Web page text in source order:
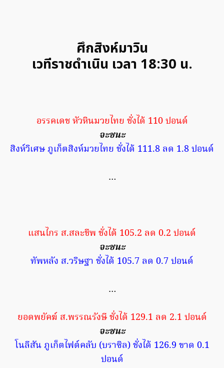
ศึกสิงห์มาวิน
เวทีราชดำเนิน เวลา 18:30 น.
อรรคเดช หัวหินมวยไทย ชั่งได้ 110 ปอนด์
จะชนะ
สิงห์วิเศษ ภูเก็ตสิงห์มวยไทย ชั่งได้ 111.8 ลด 1.8 ปอนด์
…
แสนไกร ส.สละชีพ ชั่งได้ 105.2 ลด 0.2 ปอนด์
จะชนะ
ทัพหลัง ส.วริษฐา ชั่งได้ 105.7 ลด 0.7 ปอนด์
…
ยอดพยัคฆ์ ส.พรรณรังษี ชั่งได้ 129.1 ลด 2.1 ปอนด์
จะชนะ
โนลีสัน ภูเก็ตไฟต์คลับ (บราซิล) ชั่งได้ 126.9 ขาด 0.1
ปอนด์